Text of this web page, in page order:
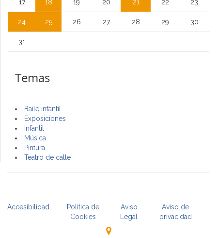
17 18 19 20 21 22 23
24 25 26 27 28 29 30
31
Temas
Baile infantil
Exposiciones
Infantil
Música
Pintura
Teatro de calle
Accesibilidad
Politica de
Cookies
Aviso
Legal
Aviso de
privacidad